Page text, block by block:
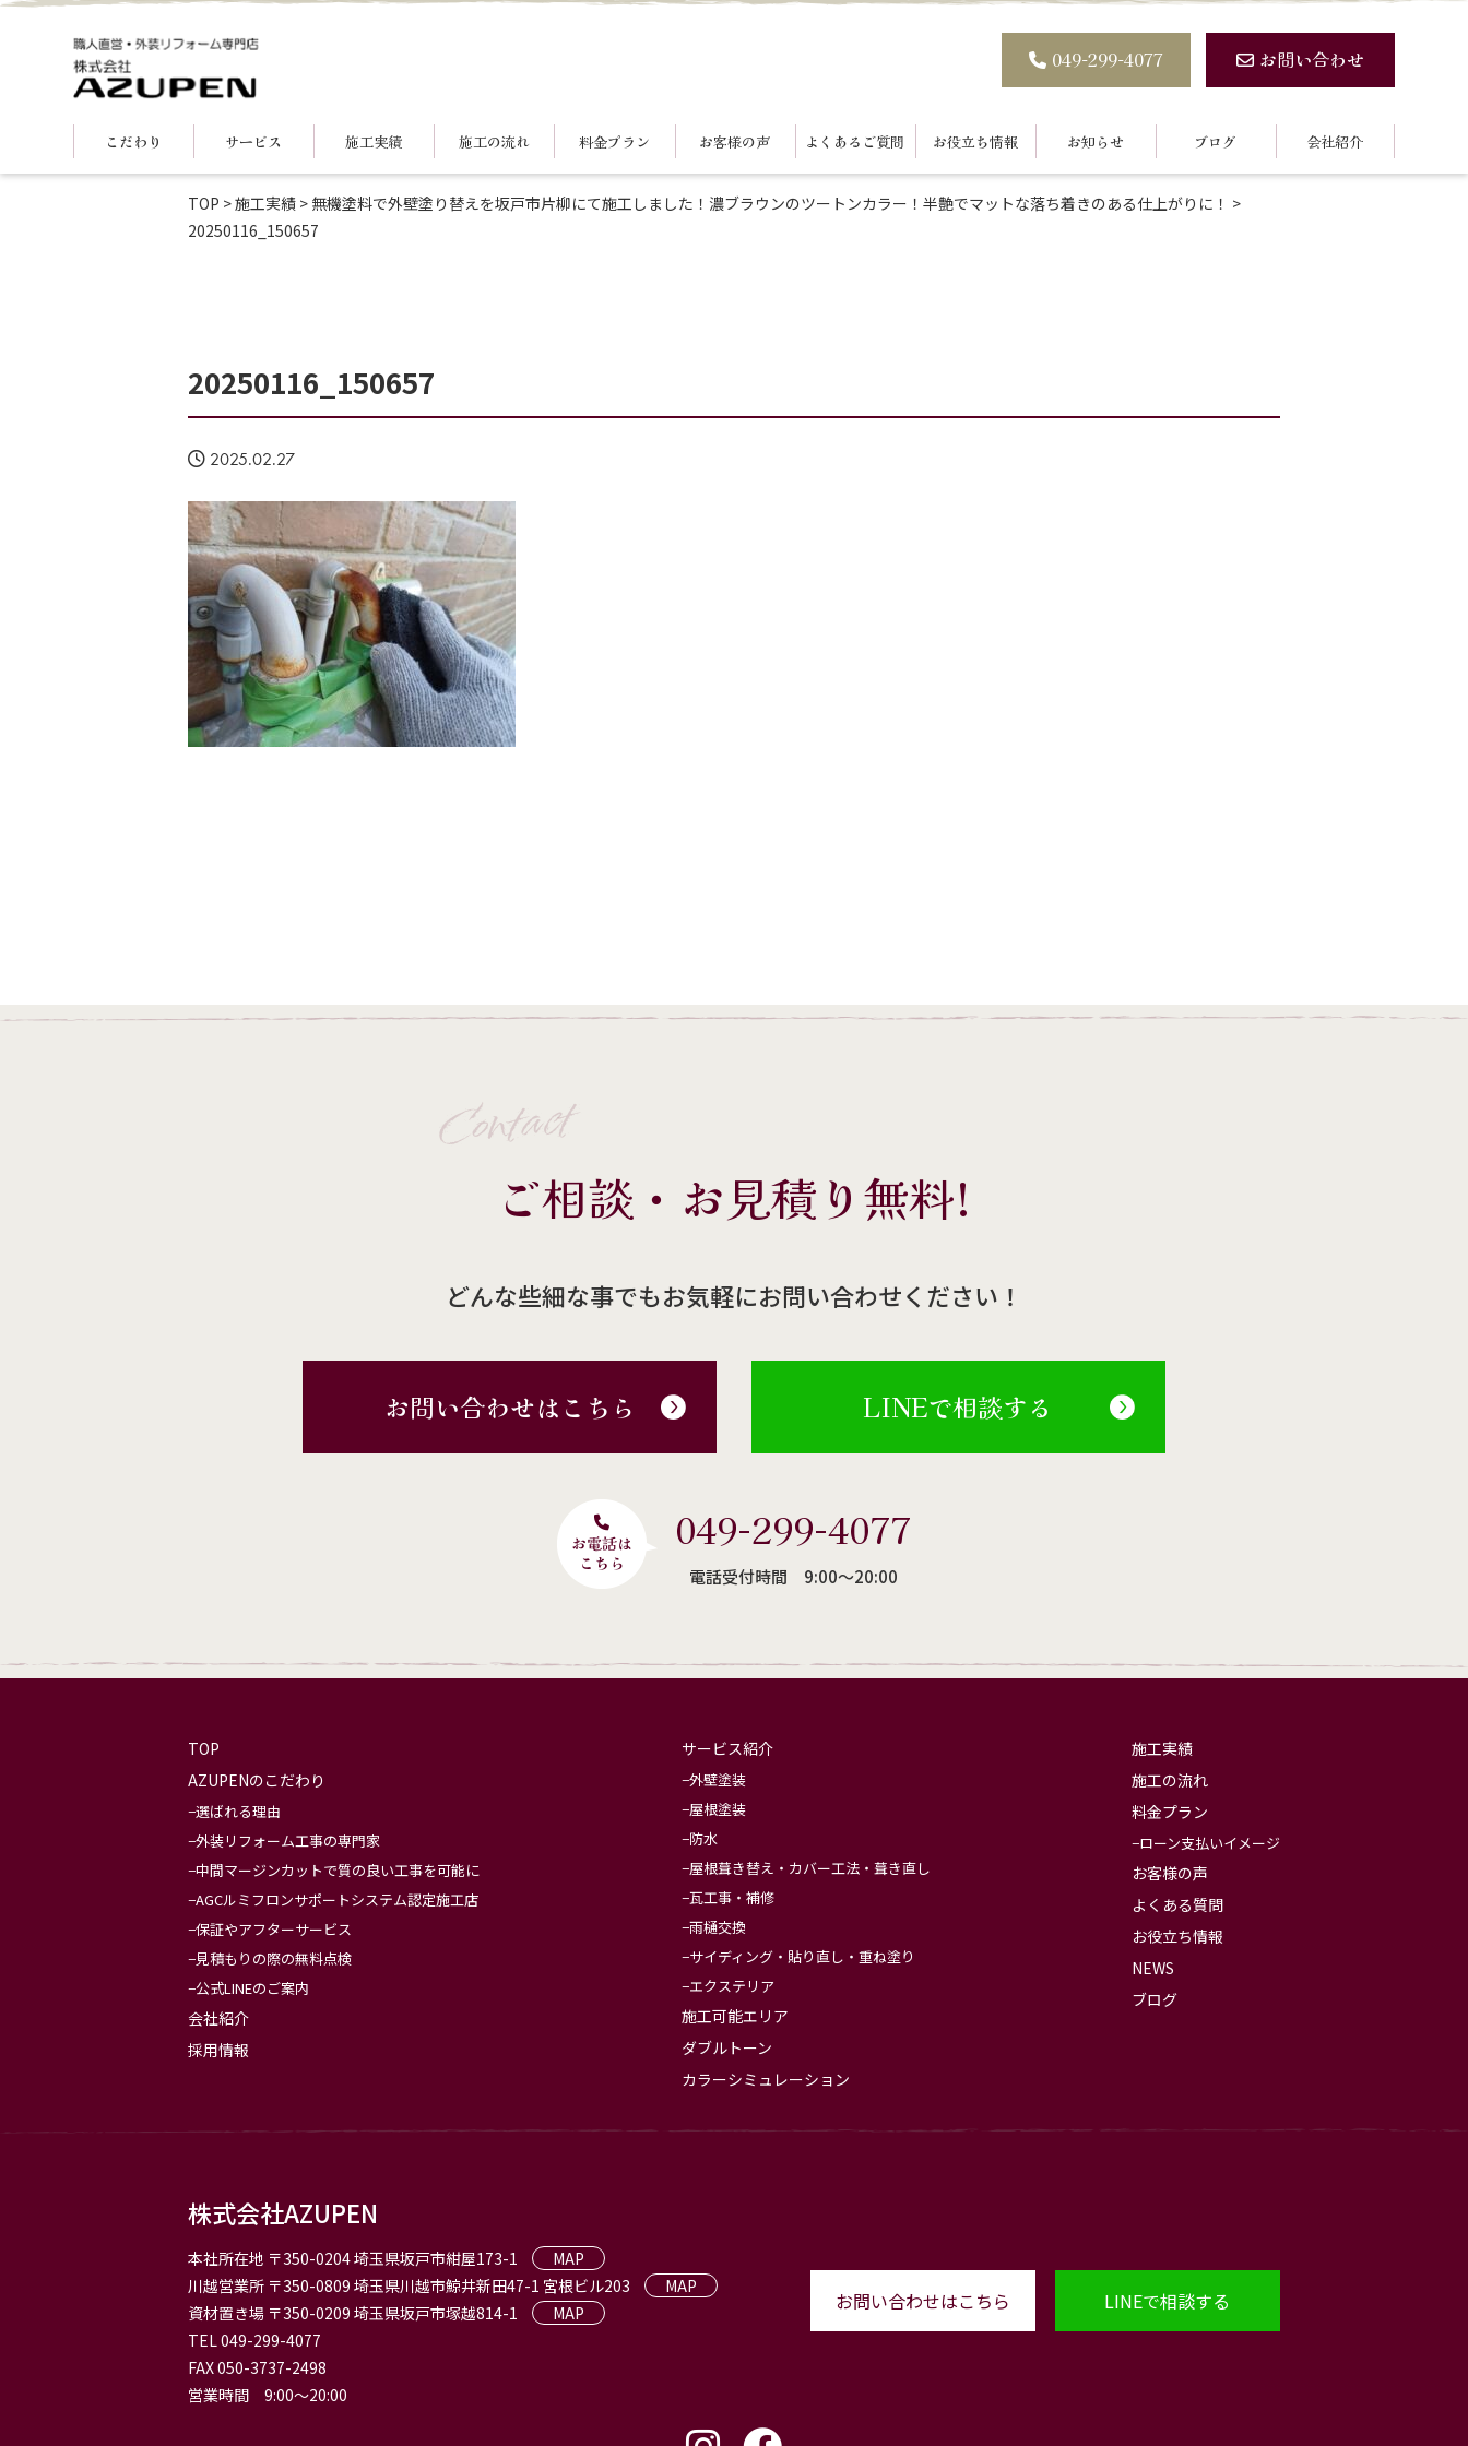
こだわり サービス 施工実績 施工の流れ 料金プラン お客様の声 よくあるご質問 お役立ち情報 お知らせ ブログ 会社紹介
049-299-4077 お問い合わせ
TOP >施工実績 > 無機塗料で外壁塗り替えを坂戸市片柳にて施工しました！濃ブラウンのツートンカラー！半艶でマットな落ち着きのある仕上がりに！ >
20250116_150657
20250116_150657
2025.02.27
Contact
ご相談・お見積り無料!
どんな些細な事でもお気軽にお問い合わせください！
お問い合わせはこちら LINEで相談する
049-299-4077
電話受付時間 9:00〜20:00
TOP
AZUPENのこだわり
選ばれる理由
外装リフォーム工事の専門家
中間マージンカットで質の良い工事を可能に
AGCルミフロンサポートシステム認定施工店
保証やアフターサービス
見積もりの際の無料点検
公式LINEのご案内
会社紹介
採用情報
サービス紹介
外壁塗装
屋根塗装
防水
屋根葺き替え・カバー工法・葺き直し
瓦工事・補修
雨樋交換
サイディング・貼り直し・重ね塗り
エクステリア
施工可能エリア
ダブルトーン
カラーシミュレーション
施工実績
施工の流れ
料金プラン
ローン支払いイメージ
お客様の声
よくある質問
お役立ち情報
NEWS
ブログ
株式会社AZUPEN
本社所在地 〒350-0204 埼玉県坂戸市紺屋173-1
MAP
川越営業所 〒350-0809 埼玉県川越市鯨井新田47-1 宮根ビル203
MAP
資材置き場 〒350-0209 埼玉県坂戸市塚越814-1
MAP
TEL 049-299-4077
FAX 050-3737-2498
営業時間 9:00〜20:00
お問い合わせはこちら LINEで相談する